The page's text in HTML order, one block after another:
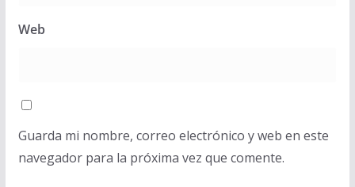
Web
Guarda mi nombre, correo electrónico y web en este
navegador para la próxima vez que comente.